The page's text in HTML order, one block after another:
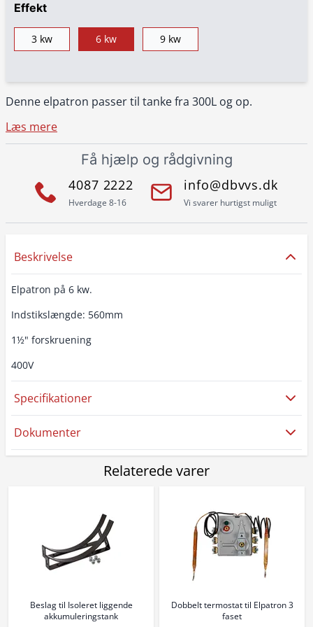
Denne elpatron passer til tanke fra 300L og op.
Læs mere
Effekt
3 kw 6 kw 9 kw
Få hjælp og rådgivning
4087 2222
Hverdage 8-16
info@dbvvs.dk
Vi svarer hurtigst muligt
Beskrivelse
Elpatron på 6 kw.
Indstikslængde: 560mm
1½" forskruening
400V
Specifikationer
Dokumenter
Relaterede varer
Beslag til Isoleret liggende
akkumuleringstank
Dobbelt termostat til Elpatron 3
faset